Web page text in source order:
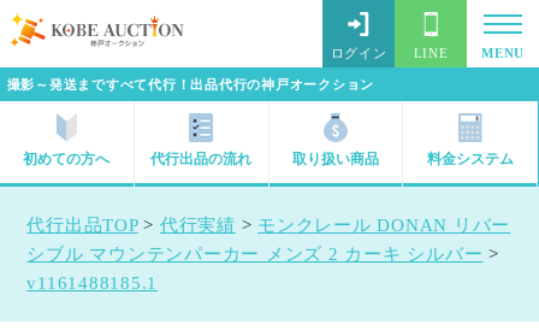
撮影～発送まですべて代行！出品代行の神戸オークション
ログイン LINE MENU
初めての方へ 代行出品の流れ 取り扱い商品 料金システム
代行出品TOP> 代行実績 > モンクレール DONAN リバー
シブル マウンテンパーカー メンズ 2 カーキ シルバー >
v1161488185.1